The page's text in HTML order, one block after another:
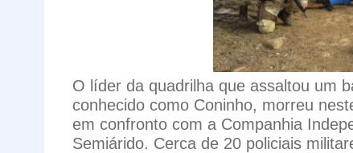
O líder da quadrilha que assaltou um
conhecido como Coninho, morreu
em confronto com a Companhia
Semiárido. Cerca de 20 policiais